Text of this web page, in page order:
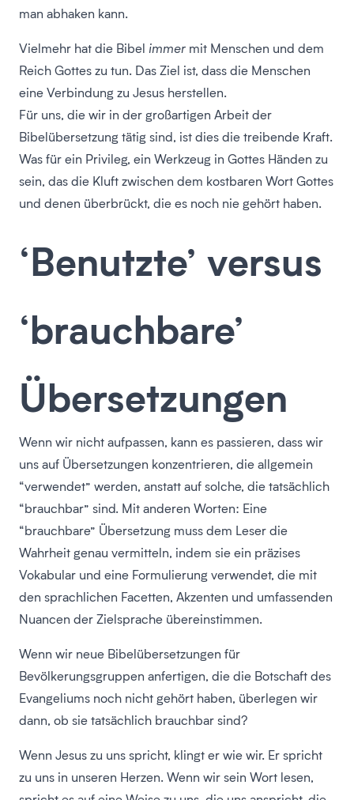
man abhaken kann.
Vielmehr hat die Bibel immer mit Menschen und dem
Reich Gottes zu tun. Das Ziel ist, dass die Menschen
eine Verbindung zu Jesus herstellen.
Für uns, die wir in der großartigen Arbeit der
Bibelübersetzung tätig sind, ist dies die treibende Kraft.
Was für ein Privileg, ein Werkzeug in Gottes Händen zu
sein, das die Kluft zwischen dem kostbaren Wort Gottes
und denen überbrückt, die es noch nie gehört haben.
‘Benutzte’ versus
‘brauchbare’
Übersetzungen
Wenn wir nicht aufpassen, kann es passieren, dass wir
uns auf Übersetzungen konzentrieren, die allgemein
“verwendet” werden, anstatt auf solche, die tatsächlich
“brauchbar” sind. Mit anderen Worten: Eine
“brauchbare” Übersetzung muss dem Leser die
Wahrheit genau vermitteln, indem sie ein präzises
Vokabular und eine Formulierung verwendet, die mit
den sprachlichen Facetten, Akzenten und umfassenden
Nuancen der Zielsprache übereinstimmen.
Wenn wir neue Bibelübersetzungen für
Bevölkerungsgruppen anfertigen, die die Botschaft des
Evangeliums noch nicht gehört haben, überlegen wir
dann, ob sie tatsächlich brauchbar sind?
Wenn Jesus zu uns spricht, klingt er wie wir. Er spricht
zu uns in unseren Herzen. Wenn wir sein Wort lesen,